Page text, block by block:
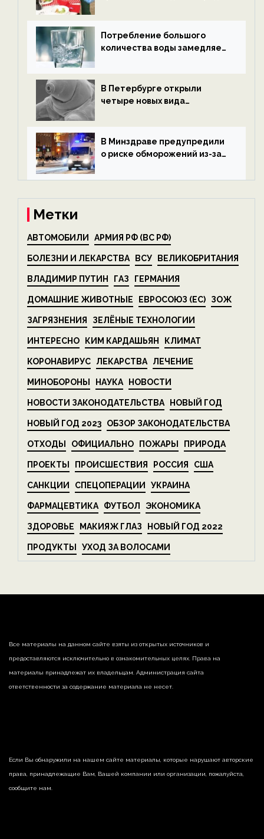
Потребление большого
количества воды замедляет
В Петербурге открыли
четыре новых вида
экологии на ECOportal
В Минздраве предупредили
о риске обморожений из-за
на ECOportal
Метки
АВТОМОБИЛИ АРМИЯ РФ (ВС РФ)
БОЛЕЗНИ И ЛЕКАРСТВА ВСУ ВЕЛИКОБРИТАНИЯ
ВЛАДИМИР ПУТИН ГАЗ ГЕРМАНИЯ
ДОМАШНИЕ ЖИВОТНЫЕ ЕВРОСОЮЗ (ЕС) ЗОЖ
ЗАГРЯЗНЕНИЯ ЗЕЛЁНЫЕ ТЕХНОЛОГИИ
ИНТЕРЕСНО КИМ КАРДАШЬЯН КЛИМАТ
КОРОНАВИРУС ЛЕКАРСТВА ЛЕЧЕНИЕ
МИНОБОРОНЫ НАУКА НОВОСТИ
НОВОСТИ ЗАКОНОДАТЕЛЬСТВА НОВЫЙ ГОД
НОВЫЙ ГОД 2023 ОБЗОР ЗАКОНОДАТЕЛЬСТВА
ОТХОДЫ ОФИЦИАЛЬНО ПОЖАРЫ ПРИРОДА
ПРОЕКТЫ ПРОИСШЕСТВИЯ РОССИЯ США
САНКЦИИ СПЕЦОПЕРАЦИИ УКРАИНА
ФАРМАЦЕВТИКА ФУТБОЛ ЭКОНОМИКА
ЗДОРОВЬЕ МАКИЯЖ ГЛАЗ НОВЫЙ ГОД 2022
ПРОДУКТЫ УХОД ЗА ВОЛОСАМИ
Все материалы на данном сайте взяты из открытых источников и
предоставляются исключительно в ознакомительных целях. Права на
материалы принадлежат их владельцам. Администрация сайта
ответственности за содержание материала не несет.
Если Вы обнаружили на нашем сайте материалы, которые нарушают авторские
права, принадлежащие Вам, Вашей компании или организации, пожалуйста,
сообщите нам.